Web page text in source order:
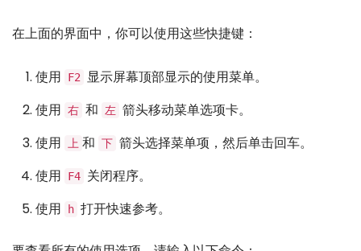
在上面的界面中，你可以使用这些快捷键：
使用 F2 显示屏幕顶部显示的使用菜单。
使用 右 和 左 箭头移动菜单选项卡。
使用
上 和 下 箭头选择菜单项，然后单击回车。
使用
F4 关闭程序。
使用
h 打开快速参考。